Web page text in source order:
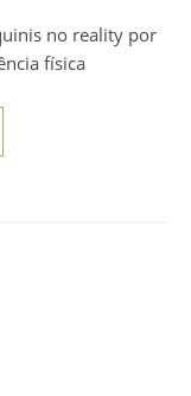
física